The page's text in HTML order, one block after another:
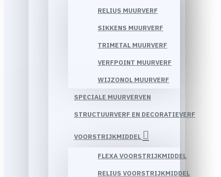
RELIUS MUURVERF
SIKKENS MUURVERF
TRIMETAL MUURVERF
VERFPOINT MUURVERF
WIJZONOL MUURVERF
SPECIALE MUURVERVEN
STRUCTUURVERF EN DECORATIEVERF
VOORSTRIJKMIDDEL
FLEXA VOORSTRIJKMIDDEL
RELIUS VOORSTRIJKMIDDEL